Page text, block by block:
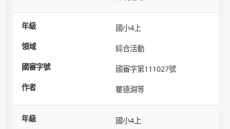
國小4上
綜合活動
國審字第111027號
瞿德淵等
國小4上